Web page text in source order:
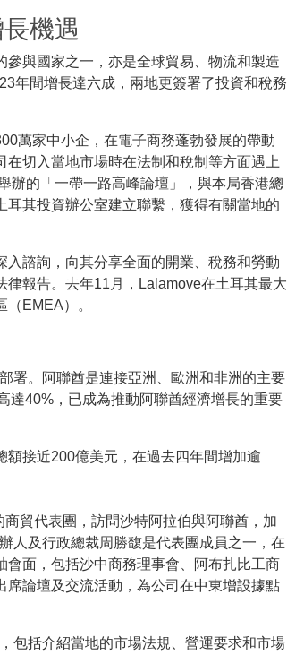
機遇
與國家之一，亦是全球貿易、物流和製造
年間增長達六成，兩地更簽署了投資和稅務
萬家中小企，在電子商務蓬勃發展的帶動
切入當地市場時在法制和稅制等方面遇上
辦的「一帶一路高峰論壇」，與本局香港總
其投資辦公室建立聯繫，獲得有關當地的
諮詢，向其分享全面的開業、稅務和勞動
報告。去年11月，Lalamove在土耳其最大
EMEA）。
署。阿聯酋是連接亞洲、歐洲和非洲的主要
達40%，已成為推動阿聯酋經濟增長的重要
接近200億美元，在過去四年間增加逾
貿代表團，訪問沙特阿拉伯與阿聯酋，加
人及行政總裁周勝馥是代表團成員之一，在
面，包括沙中商務理事會、阿布扎比工商
論壇及交流活動，為公司在中東增設據點
包括介紹當地的市場法規、營運要求和市場